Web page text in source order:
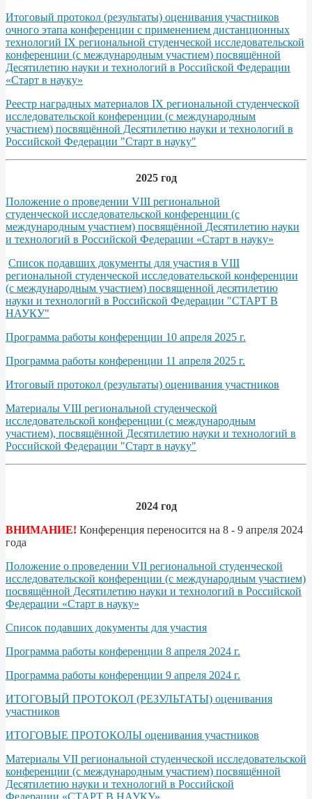
Итоговый протокол (результаты) оценивания участников
очного этапа конференции с применением дистанционных
технологий IХ региональной студенческой исследовательской
конференции (с международным участием) посвящённой
Десятилетию науки и технологий в Российской Федерации
«Старт в науку»
Реестр наградных материалов IХ региональной студенческой
исследовательской конференции (с международным
участием) посвящённой Десятилетию науки и технологий в
Российской Федерации "Старт в науку"
2025 год
Положение о проведении VIII региональной
студенческой исследовательской конференции (с
международным участием) посвящённой Десятилетию науки
и технологий в Российской Федерации «Старт в науку»
Список подавших документы для участия в VIII
региональной студенческой исследовательской конференции
(с международным участием) посвященной десятилетию
науки и технологий в Российской Федерации "СТАРТ В
НАУКУ"
Программа работы конференции 10 апреля 2025 г.
Программа работы конференции 11 апреля 2025 г.
Итоговый протокол (результаты) оценивания участников
Материалы VIII региональной студенческой
исследовательской конференции (с международным
участием), посвящённой Десятилетию науки и технологий в
Российской Федерации "Старт в науку"
2024 год
ВНИМАНИЕ! Конференция переносится на 8 - 9 апреля 2024
года
Положение о проведении VII региональной студенческой
исследовательской конференции (с международным участием)
посвящённой Десятилетию науки и технологий в Российской
Федерации «Старт в науку»
Список подавших документы для участия
Программа работы конференции 8 апреля 2024 г.
Программа работы конференции 9 апреля 2024 г.
ИТОГОВЫЙ ПРОТОКОЛ (РЕЗУЛЬТАТЫ) оценивания
участников
ИТОГОВЫЕ ПРОТОКОЛЫ оценивания участников
Материалы VII региональной студенческой исследовательской
конференции (с международным участием) посвящённой
Десятилетию науки и технологий в Российской
Федерации «СТАРТ В НАУКУ»